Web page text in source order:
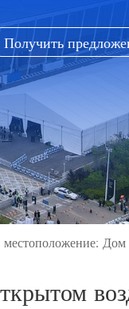
Получить
Дом